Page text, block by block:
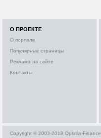
О ПРОЕКТЕ
О портале
Популярные страницы
Реклама на сайте
Контакты
Copyright © 2003-2018 Optima-Finance